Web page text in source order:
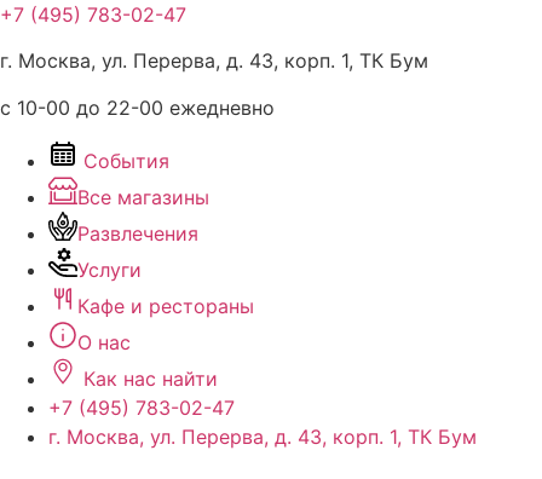
Перейти
содержимому
+7 (495) 783-02-47
г. Москва, ул. Перерва, д. 43, корп. 1, ТК Бум
с 10-00 до 22-00 ежедневно
События
Все магазины
Развлечения
Услуги
Кафе и рестораны
О нас
Как нас найти
+7 (495) 783-02-47
г. Москва, ул. Перерва, д. 43, корп. 1, ТК Бум